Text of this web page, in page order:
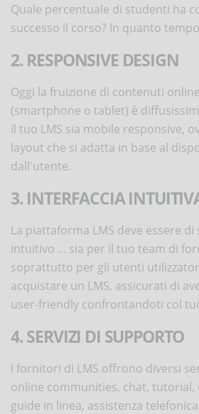
Quale percentuale di studenti ha
successo il corso? In quanto
2. RESPONSIVE DESIGN
Oggi la fruizione di contenuti
(smartphone o tablet) è
il tuo LMS sia mobile responsive,
layout che si adatta in base al
dall'utente.
3. INTERFACCIA
La piattaforma LMS deve essere
intuitivo ... sia per il tuo team di
soprattutto per gli utenti
acquistare un LMS, assicurati di
user-friendly confrontandoti col
4. SERVIZI DI SUPPORTO
I fornitori di LMS offrono diversi
online communities, chat, tutorial,
guide in linea, assistenza